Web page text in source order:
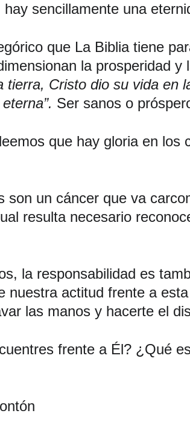
sencillamente una
que La Biblia tiene
la prosperidad y
Cristo dio su vida en
Ser sanos o
leemos que hay gloria en los
un cáncer que va
resulta necesario
la responsabilidad es
nuestra actitud frente a
las manos y hacerte el
frente a Él? ¿Qué